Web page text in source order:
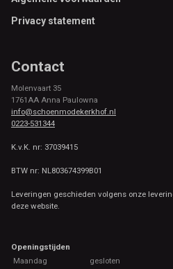
Privacy statement
Contact
Molenvaart 35
1761AA Anna Paulowna
info@schoenmodekerkhof.nl
0223-531344
K.v.K. nr: 37039415
BTW nr: NL803674399B01
Leveringen geschieden volgens onze
deze website.
Openingstijden
Maandag
gesloten